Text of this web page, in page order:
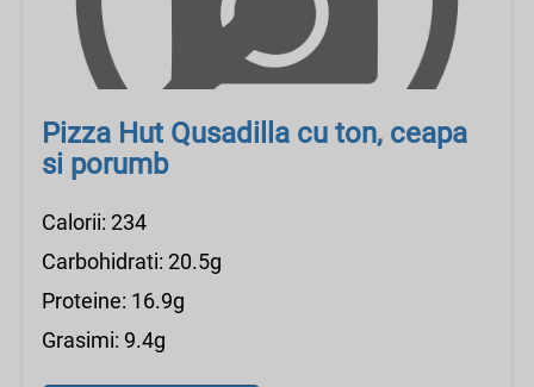
Pizza Hut Qusadilla cu ton, ceapa
si porumb
Calorii: 234
Carbohidrati: 20.5g
Proteine: 16.9g
Grasimi: 9.4g